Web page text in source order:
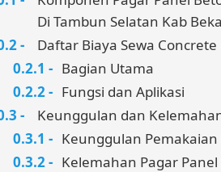
Di Tambun Selatan Kab
Daftar Biaya Sewa
Bagian Utama
Fungsi dan Aplikasi
Keunggulan dan
Keunggulan
Kelemahan Pagar